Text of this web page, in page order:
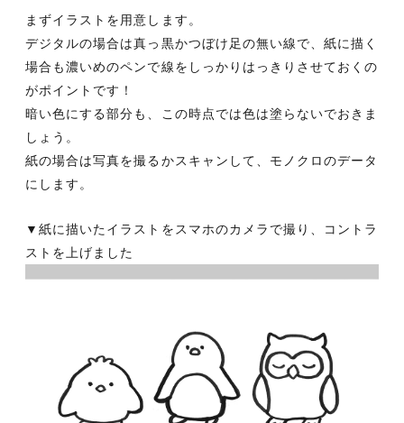
まずイラストを用意します。
デジタルの場合は真っ黒かつぼけ足の無い線で、紙に描く
場合も濃いめのペンで線をしっかりはっきりさせておくの
がポイントです！
暗い色にする部分も、この時点では色は塗らないでおきま
しょう。
紙の場合は写真を撮るかスキャンして、モノクロのデータ
にします。
▼紙に描いたイラストをスマホのカメラで撮り、コントラ
ストを上げました